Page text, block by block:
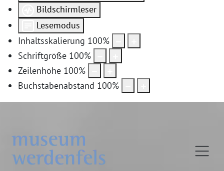
Bildschirmleser
Lesemodus
Inhaltsskalierung 100%
Schriftgröße 100%
Zeilenhöhe 100%
Buchstabenabstand 100%